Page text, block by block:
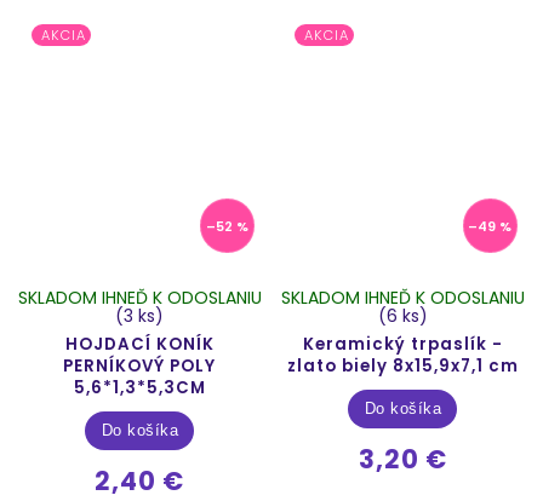
AKCIA
–52 %
HOJDACÍ KONÍK
PERNÍKOVÝ POLY
5,6*1,3*5,3CM
SKLADOM IHNEĎ K ODOSLANIU
(3 ks)
2,40 €
Do košíka
AKCIA
–49 %
Keramický trpaslík -
zlato biely 8x15,9x7,1 cm
SKLADOM IHNEĎ K ODOSLANIU
(6 ks)
3,20 €
Do košíka